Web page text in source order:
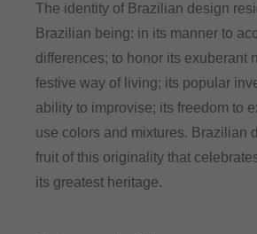
The identity of Brazilian design
Brazilian being: in its manner to
differences; to honor its exuberant
festive way of living; its popular
ability to improvise; its freedom to
use colors and mixtures. Brazilian
fruit of this originality that
its greatest heritage.